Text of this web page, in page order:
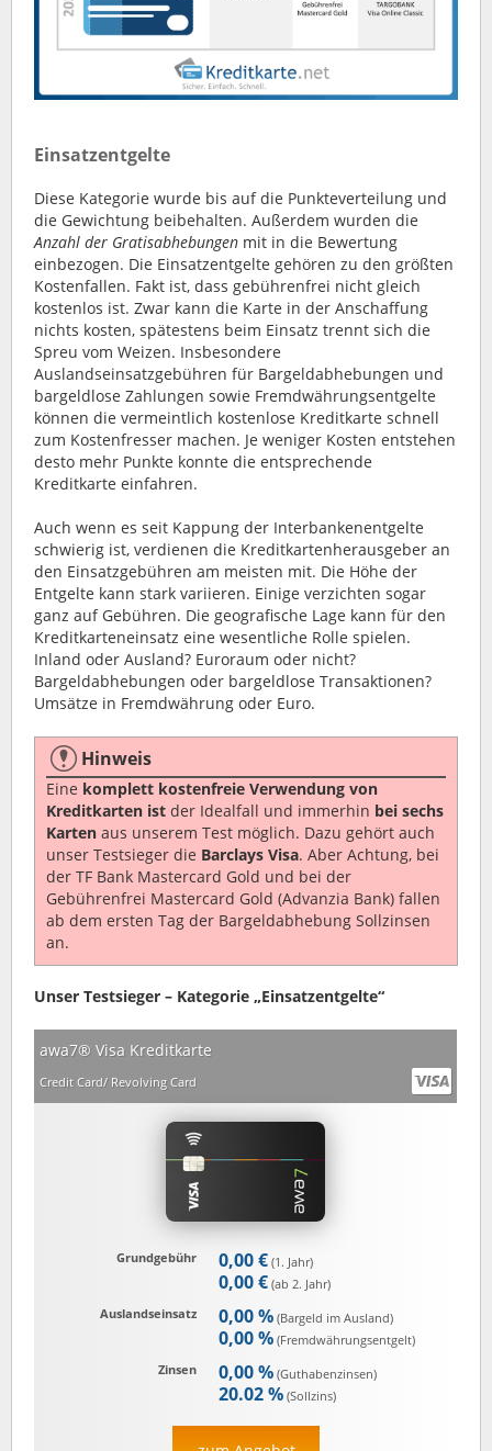
Einsatzentgelte
Diese Kategorie wurde bis auf die Punkteverteilung und
die Gewichtung beibehalten. Außerdem wurden die
Anzahl der Gratisabhebungen mit in die Bewertung
einbezogen. Die Einsatzentgelte gehören zu den größten
Kostenfallen. Fakt ist, dass gebührenfrei nicht gleich
kostenlos ist. Zwar kann die Karte in der Anschaffung
nichts kosten, spätestens beim Einsatz trennt sich die
Spreu vom Weizen. Insbesondere
Auslandseinsatzgebühren für Bargeldabhebungen und
bargeldlose Zahlungen sowie Fremdwährungsentgelte
können die vermeintlich kostenlose Kreditkarte schnell
zum Kostenfresser machen. Je weniger Kosten entstehen
desto mehr Punkte konnte die entsprechende
Kreditkarte einfahren.
Auch wenn es seit Kappung der Interbankenentgelte
schwierig ist, verdienen die Kreditkartenherausgeber an
den Einsatzgebühren am meisten mit. Die Höhe der
Entgelte kann stark variieren. Einige verzichten sogar
ganz auf Gebühren. Die geografische Lage kann für den
Kreditkarteneinsatz eine wesentliche Rolle spielen.
Inland oder Ausland? Euroraum oder nicht?
Bargeldabhebungen oder bargeldlose Transaktionen?
Umsätze in Fremdwährung oder Euro.
Hinweis
Eine komplett kostenfreie Verwendung von
Kreditkarten ist der Idealfall und immerhin bei sechs
Karten aus unserem Test möglich. Dazu gehört auch
unser Testsieger die Barclays Visa. Aber Achtung, bei
der TF Bank Mastercard Gold und bei der
Gebührenfrei Mastercard Gold (Advanzia Bank) fallen
ab dem ersten Tag der Bargeldabhebung Sollzinsen
an.
Unser Testsieger – Kategorie „Einsatzentgelte“
awa7® Visa Kreditkarte
Credit Card/ Revolving Card
Grundgebühr 0,00 € (1. Jahr)
0,00 € (ab 2. Jahr)
Auslandseinsatz
0,00 % (Bargeld im Ausland)
0,00 % (Fremd­währungs­entgelt)
Zinsen
0,00 % (Guthaben­zinsen)
20.02 % (Sollzins)